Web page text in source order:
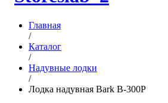
Главная
/
Каталог
/
Надувные лодки
/
Лодка надувная Bark B-300P